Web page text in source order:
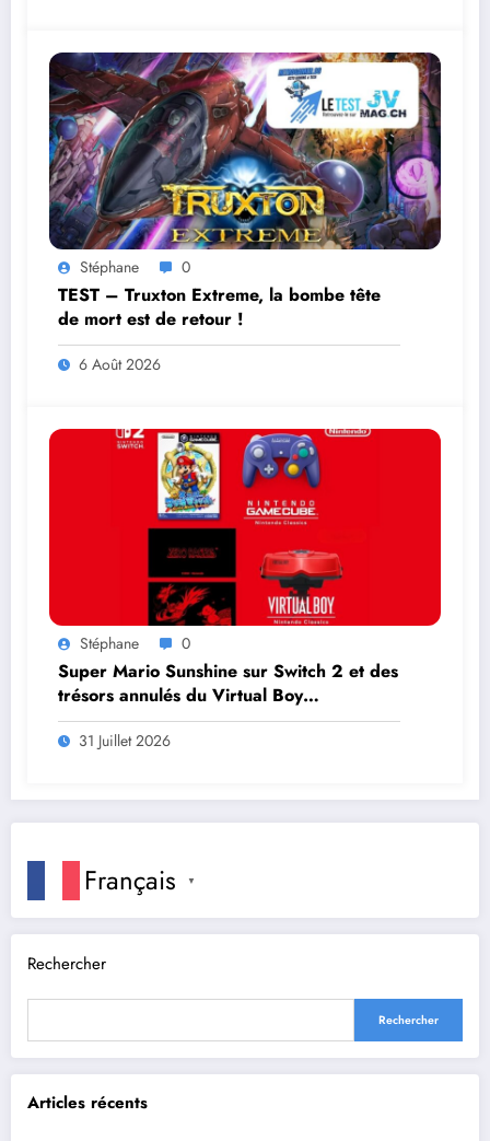
Stéphane 0
TEST – Truxton Extreme, la bombe tête
de mort est de retour !
6 Août 2026
Stéphane 0
Super Mario Sunshine sur Switch 2 et des
trésors annulés du Virtual Boy
débarquent en août
31 Juillet 2026
Français ▼
Rechercher
Rechercher
Articles récents